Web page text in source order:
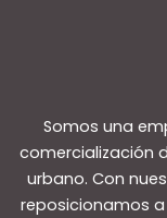
Somos una
comercialización
urbano. Con
reposicionamos